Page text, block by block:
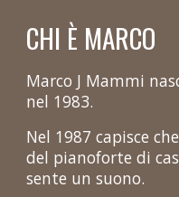
CHI È MARCO
Marco J Mammi
nel 1983.
Nel 1987 capisce
del pianoforte di
sente un suono.